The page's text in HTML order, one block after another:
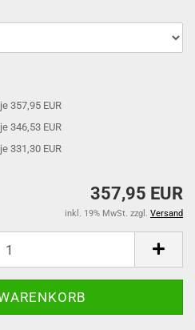
je 357,95 EUR
je 346,53 EUR
je 331,30 EUR
357,95 EUR
inkl. 19% MwSt. zzgl. Versand